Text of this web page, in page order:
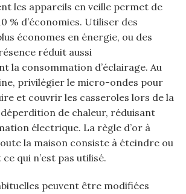
les appareils en veille permet de
% d’économies. Utiliser des
économes en énergie, ou des
réduit aussi
la consommation d’éclairage. Au
privilégier le micro-ondes pour
et couvrir les casseroles lors de la
de chaleur, réduisant
électrique. La règle d’or à
la maison consiste à éteindre ou
qui n’est pas utilisé.
peuvent être modifiées